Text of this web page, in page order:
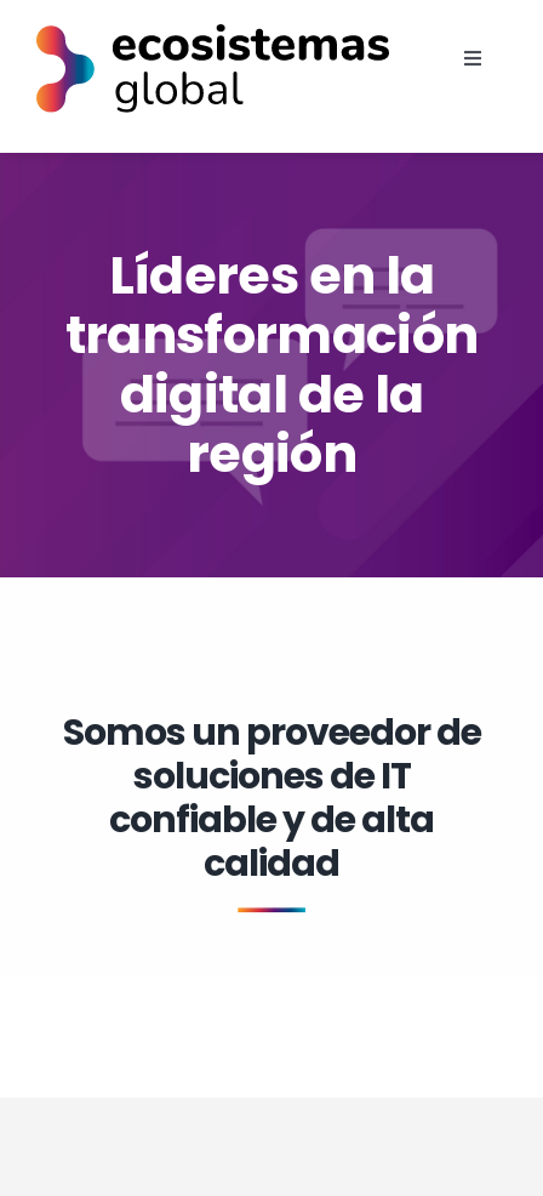
Nosotros
Trabaja en ECO
Español
Líderes en la
transformación
digital de la
región
Somos un proveedor de
soluciones de IT
confiable y de alta
calidad